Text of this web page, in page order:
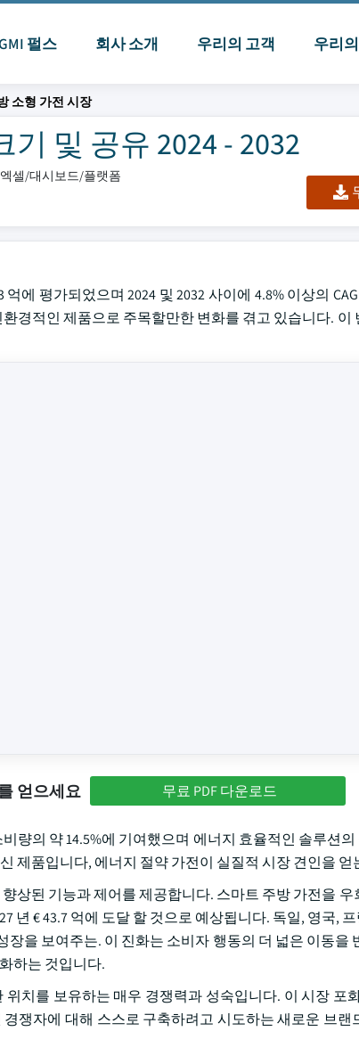
펄스 회사 소개 우리의 고객 우리
소형 가전 시장
및 공유 2024 - 2032
셀/대시보드/플랫폼
에 평가되었으며 2024 및 2032 사이에 4.8% 이상의
경적인 제품으로 주목할만한 변화를 겪고 있습니다. 이
얻으세요 무료 PDF 다운로드
량의 약 14.5%에 기여했으며 에너지 효율적인 솔루션
제품입니다, 에너지 절약 가전이 실질적 시장 견인을 얻
상된 기능과 제어를 제공합니다. 스마트 주방 가전을 우
년 € 43.7 억에 도달 할 것으로 예상됩니다. 독일, 영국,
을 보여주는. 이 진화는 소비자 행동의 더 넓은 이동을
하는 것입니다.
치를 보유하는 매우 경쟁력과 성숙입니다. 이 시장 포
쟁자에 대해 스스로 구축하려고 시도하는 새로운 브랜